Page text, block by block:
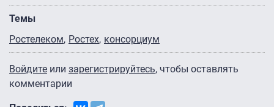
Темы
Ростелеком Ростех консорциум
Войдите или зарегистрируйтесь, чтобы оставлять
комментарии